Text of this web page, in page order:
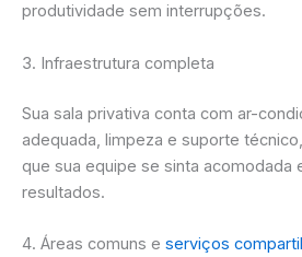
produtividade sem interrupções.
3. Infraestrutura completa
Sua sala privativa conta com ar-
adequada, limpeza e suporte
que sua equipe se sinta acomodada
resultados.
4. Áreas comuns e serviços